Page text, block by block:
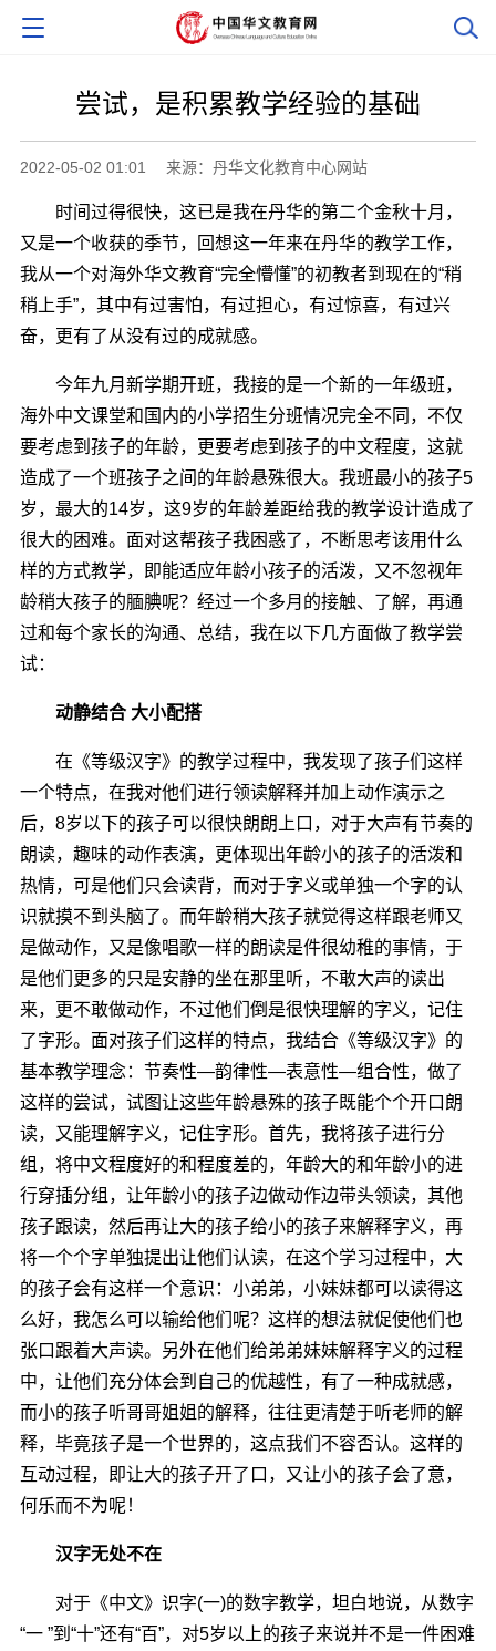
尝试，是积累教学经验的基础
2022-05-02 01:01 来源：丹华文化教育中心网站
时间过得很快，这已是我在丹华的第二个金秋十月，
又是一个收获的季节，回想这一年来在丹华的教学工作，
我从一个对海外华文教育“完全懵懂”的初教者到现在的“稍
稍上手”，其中有过害怕，有过担心，有过惊喜，有过兴
奋，更有了从没有过的成就感。
今年九月新学期开班，我接的是一个新的一年级班，
海外中文课堂和国内的小学招生分班情况完全不同，不仅
要考虑到孩子的年龄，更要考虑到孩子的中文程度，这就
造成了一个班孩子之间的年龄悬殊很大。我班最小的孩子5
岁，最大的14岁，这9岁的年龄差距给我的教学设计造成了
很大的困难。面对这帮孩子我困惑了，不断思考该用什么
样的方式教学，即能适应年龄小孩子的活泼，又不忽视年
龄稍大孩子的腼腆呢？经过一个多月的接触、了解，再通
过和每个家长的沟通、总结，我在以下几方面做了教学尝
试：
动静结合 大小配搭
在《等级汉字》的教学过程中，我发现了孩子们这样
一个特点，在我对他们进行领读解释并加上动作演示之
后，8岁以下的孩子可以很快朗朗上口，对于大声有节奏的
朗读，趣味的动作表演，更体现出年龄小的孩子的活泼和
热情，可是他们只会读背，而对于字义或单独一个字的认
识就摸不到头脑了。而年龄稍大孩子就觉得这样跟老师又
是做动作，又是像唱歌一样的朗读是件很幼稚的事情，于
是他们更多的只是安静的坐在那里听，不敢大声的读出
来，更不敢做动作，不过他们倒是很快理解的字义，记住
了字形。面对孩子们这样的特点，我结合《等级汉字》的
基本教学理念：节奏性―韵律性―表意性―组合性，做了
这样的尝试，试图让这些年龄悬殊的孩子既能个个开口朗
读，又能理解字义，记住字形。首先，我将孩子进行分
组，将中文程度好的和程度差的，年龄大的和年龄小的进
行穿插分组，让年龄小的孩子边做动作边带头领读，其他
孩子跟读，然后再让大的孩子给小的孩子来解释字义，再
将一个个字单独提出让他们认读，在这个学习过程中，大
的孩子会有这样一个意识：小弟弟，小妹妹都可以读得这
么好，我怎么可以输给他们呢？这样的想法就促使他们也
张口跟着大声读。另外在他们给弟弟妹妹解释字义的过程
中，让他们充分体会到自己的优越性，有了一种成就感，
而小的孩子听哥哥姐姐的解释，往往更清楚于听老师的解
释，毕竟孩子是一个世界的，这点我们不容否认。这样的
互动过程，即让大的孩子开了口，又让小的孩子会了意，
何乐而不为呢！
汉字无处不在
对于《中文》识字(一)的数字教学，坦白地说，从数字
“一 ”到“十”还有“百”，对5岁以上的孩子来说并不是一件困难